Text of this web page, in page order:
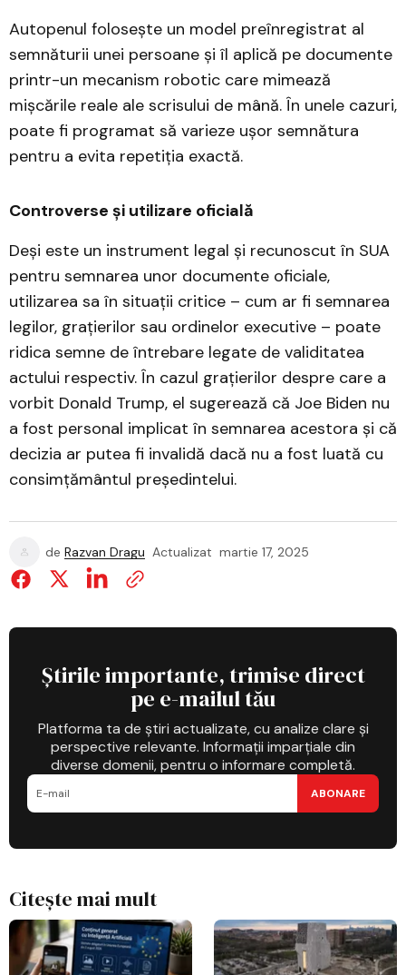
Autopenul folosește un model preînregistrat al
semnăturii unei persoane și îl aplică pe documente
printr-un mecanism robotic care mimează
mișcările reale ale scrisului de mână. În unele cazuri,
poate fi programat să varieze ușor semnătura
pentru a evita repetiția exactă.
Controverse și utilizare oficială
Deși este un instrument legal și recunoscut în SUA
pentru semnarea unor documente oficiale,
utilizarea sa în situații critice – cum ar fi semnarea
legilor, grațierilor sau ordinelor executive – poate
ridica semne de întrebare legate de validitatea
actului respectiv. În cazul grațierilor despre care a
vorbit Donald Trump, el sugerează că Joe Biden nu
a fost personal implicat în semnarea acestora și că
decizia ar putea fi invalidă dacă nu a fost luată cu
consimțământul președintelui.
de Razvan Dragu Actualizat martie 17, 2025
Știrile importante, trimise direct
pe e-mailul tău
Platforma ta de știri actualizate, cu analize clare și
perspective relevante. Informații imparțiale din
diverse domenii, pentru o informare completă.
ABONARE
Citește mai mult